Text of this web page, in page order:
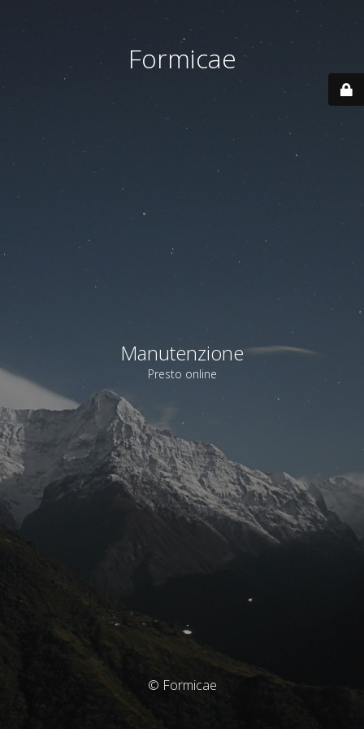
Formicae
Manutenzione
Presto online
© Formicae